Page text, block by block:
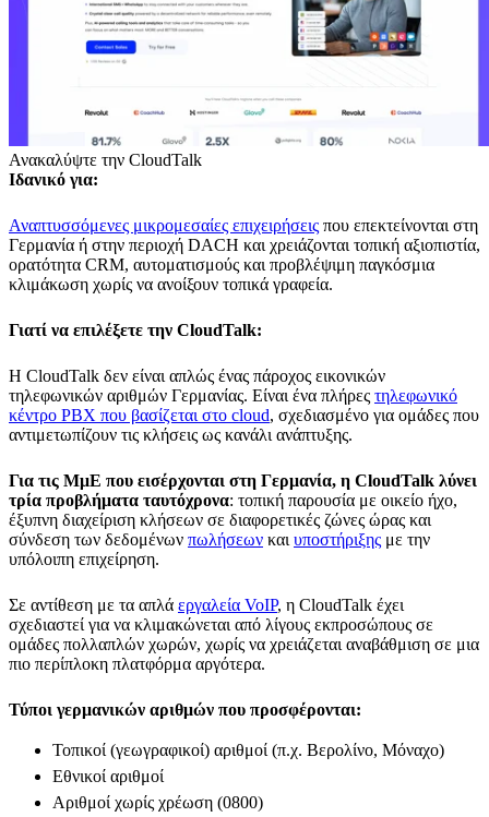
Ανακαλύψτε την CloudTalk
Ιδανικό για:
Αναπτυσσόμενες μικρομεσαίες επιχειρήσεις που επεκτείνονται στη
Γερμανία ή στην περιοχή DACH και χρειάζονται τοπική αξιοπιστία,
ορατότητα CRM, αυτοματισμούς και προβλέψιμη παγκόσμια
κλιμάκωση χωρίς να ανοίξουν τοπικά γραφεία.
Γιατί να επιλέξετε την CloudTalk:
Η CloudTalk δεν είναι απλώς ένας πάροχος εικονικών
τηλεφωνικών αριθμών Γερμανίας. Είναι ένα πλήρες τηλεφωνικό
κέντρο PBX που βασίζεται στο cloud, σχεδιασμένο για ομάδες που
αντιμετωπίζουν τις κλήσεις ως κανάλι ανάπτυξης.
Για τις ΜμΕ που εισέρχονται στη Γερμανία, η CloudTalk λύνει
τρία προβλήματα ταυτόχρονα: τοπική παρουσία με οικείο ήχο,
έξυπνη διαχείριση κλήσεων σε διαφορετικές ζώνες ώρας και
σύνδεση των δεδομένων πωλήσεων και υποστήριξης με την
υπόλοιπη επιχείρηση.
Σε αντίθεση με τα απλά εργαλεία VoIP, η CloudTalk έχει
σχεδιαστεί για να κλιμακώνεται από λίγους εκπροσώπους σε
ομάδες πολλαπλών χωρών, χωρίς να χρειάζεται αναβάθμιση σε μια
πιο περίπλοκη πλατφόρμα αργότερα.
Τύποι γερμανικών αριθμών που προσφέρονται:
Τοπικοί (γεωγραφικοί) αριθμοί (π.χ. Βερολίνο, Μόναχο)
Εθνικοί αριθμοί
Αριθμοί χωρίς χρέωση (0800)